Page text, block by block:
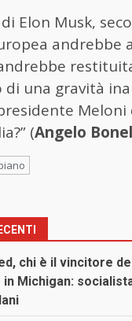
Elon Musk,
andrebbe
di una gravità
(Angelo
chi è il vincitore
Michigan: